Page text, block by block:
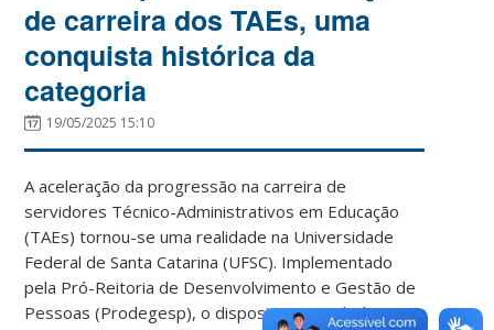
de carreira dos TAEs, uma
conquista histórica da
categoria
19/05/2025 15:10
A aceleração da progressão na carreira de
servidores Técnico-Administrativos em Educação
(TAEs) tornou-se uma realidade na Universidade
Federal de Santa Catarina (UFSC). Implementado
pela Pró-Reitoria de Desenvolvimento e Gestão de
Pessoas (Prodegesp), o dispositivo atende à